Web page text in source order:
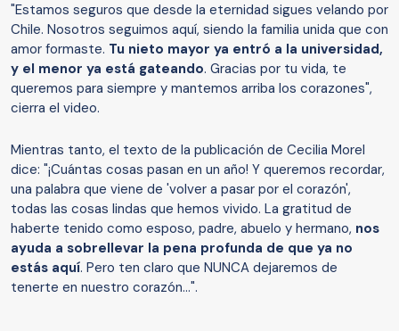
"Estamos seguros que desde la eternidad sigues velando por
Chile. Nosotros seguimos aquí, siendo la familia unida que con
amor formaste. Tu nieto mayor ya entró a la universidad,
y el menor ya está gateando. Gracias por tu vida, te
queremos para siempre y mantemos arriba los corazones",
cierra el video.
Mientras tanto, el texto de la publicación de Cecilia Morel
dice: "¡Cuántas cosas pasan en un año! Y queremos recordar,
una palabra que viene de 'volver a pasar por el corazón',
todas las cosas lindas que hemos vivido. La gratitud de
haberte tenido como esposo, padre, abuelo y hermano, nos
ayuda a sobrellevar la pena profunda de que ya no
estás aquí. Pero ten claro que NUNCA dejaremos de
tenerte en nuestro corazón…".